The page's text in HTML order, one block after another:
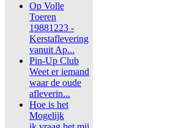
Op Volle
Toeren
19881223 -
Kerstaflevering
vanuit Ap...
Pin-Up Club
Weet er iemand
waar de oude
afleverin...
Hoe is het
Mogelijk